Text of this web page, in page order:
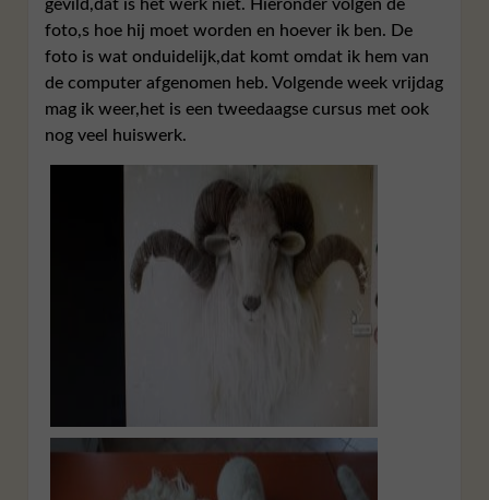
gevild,dat is het werk niet. Hieronder volgen de
foto,s hoe hij moet worden en hoever ik ben. De
foto is wat onduidelijk,dat komt omdat ik hem van
de computer afgenomen heb. Volgende week vrijdag
mag ik weer,het is een tweedaagse cursus met ook
nog veel huiswerk.